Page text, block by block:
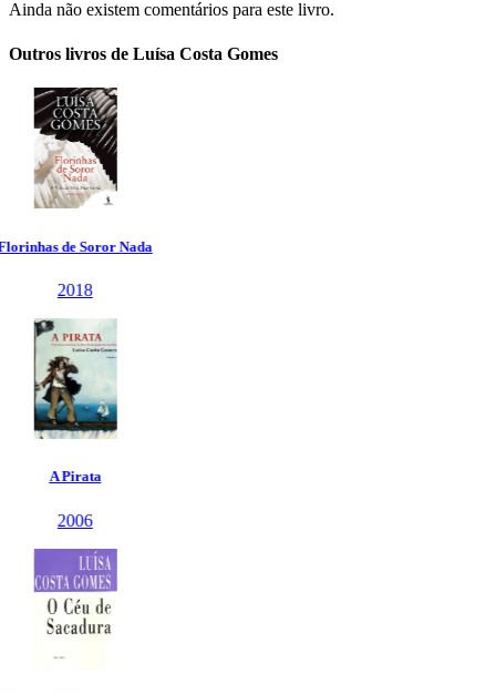
Ainda não existem comentários para este livro.
Outros livros de Luísa Costa Gomes